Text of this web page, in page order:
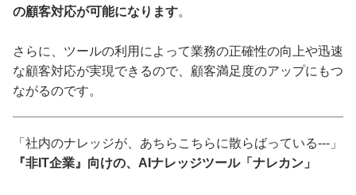
の顧客対応が可能になります。
さらに、ツールの利用によって業務の正確性の向上や迅速
な顧客対応が実現できるので、顧客満足度のアップにもつ
ながるのです。
「社内のナレッジが、あちらこちらに散らばっている---」
『非IT企業』向けの、AIナレッジツール「ナレカン」